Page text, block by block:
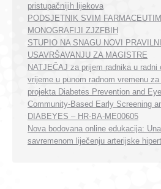
pristupačnijih lijekova
PODSJETNIK SVIM
MONOGRAFIJI ZJZFBIH
STUPIO NA SNAGU NOVI
USAVRŠAVANJU ZA MAGISTRE
NATJEČAJ za prijem radnika u radni
vrijeme u punom radnom vremenu
projekta Diabetes Prevention and
Community-Based Early Screening
DIABEYES – HR-BA-ME00605
Nova bodovana online edukacija:
savremenom liječenju arterijske